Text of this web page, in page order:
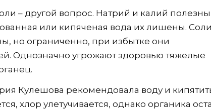
– другой вопрос. Натрий и калий
или кипяченая вода их лишены. Соли
но ограниченно, при избытке они
Однозначно угрожают здоровью тяжелые
Кулешова рекомендовала воду и
хлор улетучивается, однако органика